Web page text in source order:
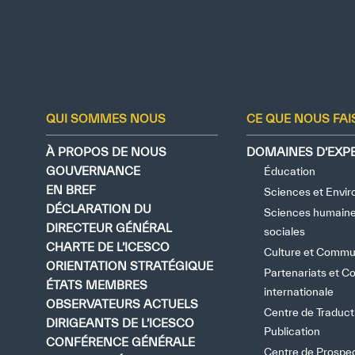
QUI SOMMES NOUS
À PROPOS DE NOUS
GOUVERNANCE
EN BREF
DÉCLARATION DU
DIRECTEUR GÉNÉRAL
CHARTE DE L’ICESCO
ORIENTATION STRATÉGIQUE
ÉTATS MEMBRES
OBSERVATEURS ACTUELS
DIRIGEANTS DE L’ICESCO
CONFÉRENCE GÉNÉRALE
CE QUE NOUS
DOMAINES
Éducation
Sciences et
Sciences
sociales
Culture et
Partenariats et
internationale
Centre de
Publication
Centre de